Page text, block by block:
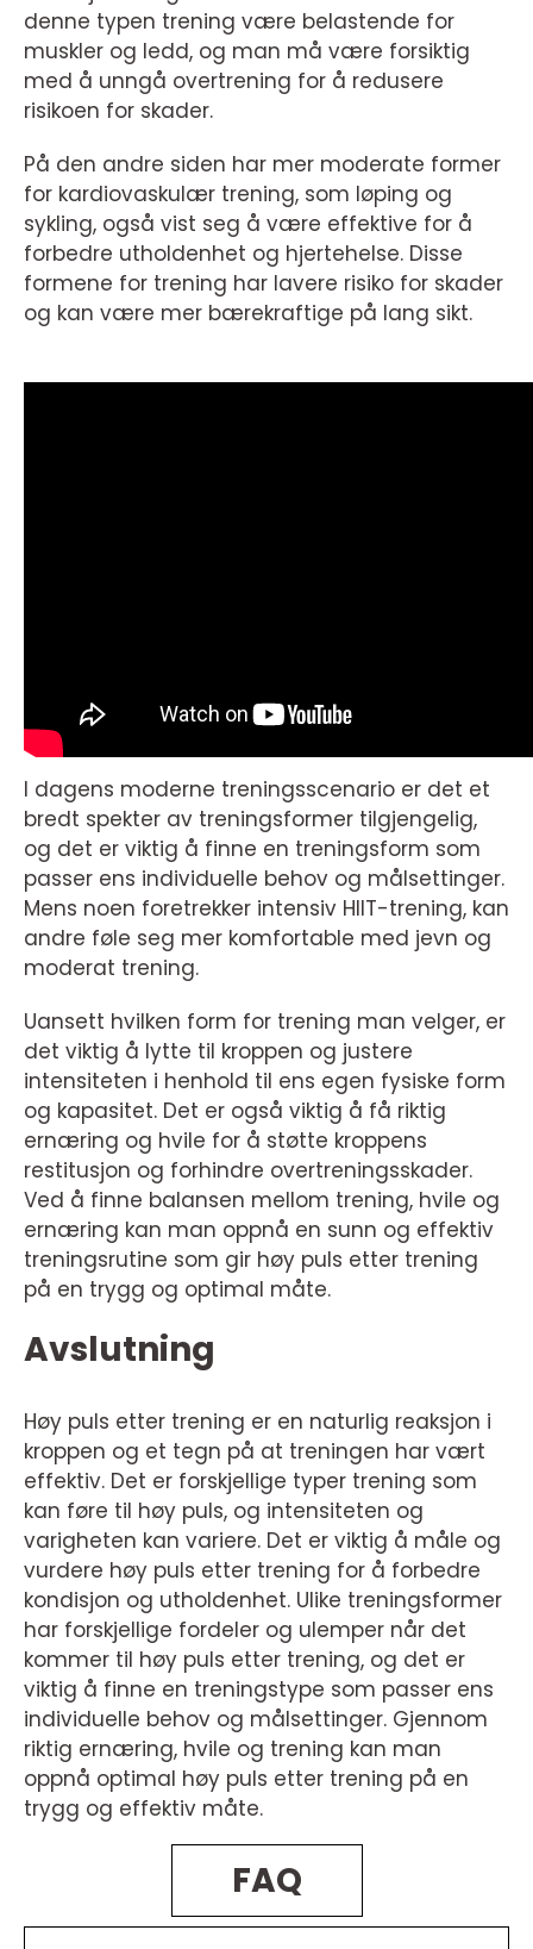
denne typen trening være belastende for
muskler og ledd, og man må være forsiktig
med å unngå overtrening for å redusere
risikoen for skader.
På den andre siden har mer moderate former
for kardiovaskulær trening, som løping og
sykling, også vist seg å være effektive for å
forbedre utholdenhet og hjertehelse. Disse
formene for trening har lavere risiko for skader
og kan være mer bærekraftige på lang sikt.
I dagens moderne treningsscenario er det et
bredt spekter av treningsformer tilgjengelig,
og det er viktig å finne en treningsform som
passer ens individuelle behov og målsettinger.
Mens noen foretrekker intensiv HIIT-trening, kan
andre føle seg mer komfortable med jevn og
moderat trening.
Uansett hvilken form for trening man velger, er
det viktig å lytte til kroppen og justere
intensiteten i henhold til ens egen fysiske form
og kapasitet. Det er også viktig å få riktig
ernæring og hvile for å støtte kroppens
restitusjon og forhindre overtreningsskader.
Ved å finne balansen mellom trening, hvile og
ernæring kan man oppnå en sunn og effektiv
treningsrutine som gir høy puls etter trening
på en trygg og optimal måte.
Avslutning
Høy puls etter trening er en naturlig reaksjon i
kroppen og et tegn på at treningen har vært
effektiv. Det er forskjellige typer trening som
kan føre til høy puls, og intensiteten og
varigheten kan variere. Det er viktig å måle og
vurdere høy puls etter trening for å forbedre
kondisjon og utholdenhet. Ulike treningsformer
har forskjellige fordeler og ulemper når det
kommer til høy puls etter trening, og det er
viktig å finne en treningstype som passer ens
individuelle behov og målsettinger. Gjennom
riktig ernæring, hvile og trening kan man
oppnå optimal høy puls etter trening på en
trygg og effektiv måte.
FAQ